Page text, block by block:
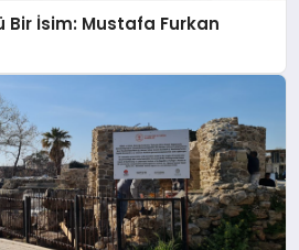
Bir İsim: Mustafa Furkan